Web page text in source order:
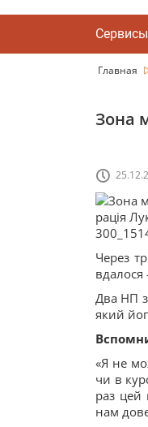
Главная
Зона
Через
вдалося
Два НП
який
«Я не
чи в
раз цей
нам